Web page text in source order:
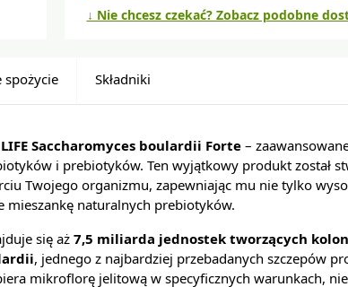
↓ Nie chcesz czekać? Zobacz podobne
spożycie Składniki
LIFE Saccharomyces boulardii Forte –
i prebiotyków. Ten wyjątkowy produkt został
Twojego organizmu, zapewniając mu nie tylko
mieszankę naturalnych prebiotyków.
się aż 7,5 miliarda jednostek tworzących
, jednego z najbardziej przebadanych szczepów
mikroflorę jelitową w specyficznych warunkach,